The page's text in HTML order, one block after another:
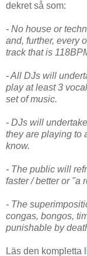
dekret så som:
- No house or
and, further, every
track that is
- All DJs will
play at least 3
set of music.
- DJs will
they are playing to
know.
- The public will
faster / better or "a
- The
congas, bongos,
punishable by
Läs den kompletta